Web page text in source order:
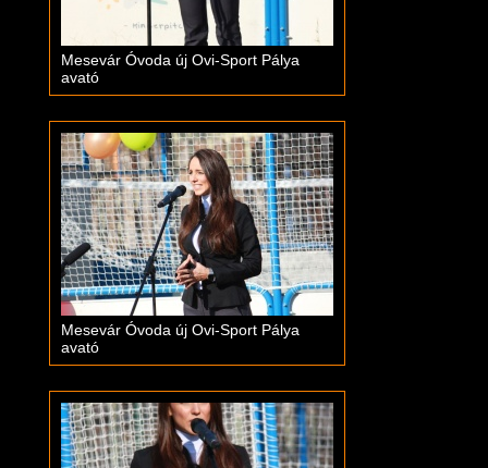
Mesevár Óvoda új Ovi-Sport Pálya
avató
Mesevár Óvoda új Ovi-Sport Pálya
avató